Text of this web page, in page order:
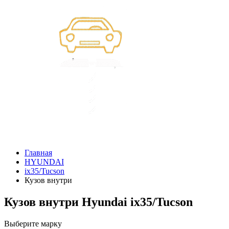
Главная
HYUNDAI
ix35/Tucson
Кузов внутри
Кузов внутри Hyundai ix35/Tucson
Выберите марку